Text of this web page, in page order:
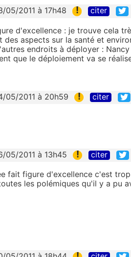
05/2011 à 17h48 ! citer
d'excellence : je trouve cela
des aspects sur la santé et
endroits à déployer :
que le déploiement va se
05/2011 à 20h59 ! citer
05/2011 à 13h45 ! citer
fait figure d'excellence c'est
les polémiques qu'il y a pu